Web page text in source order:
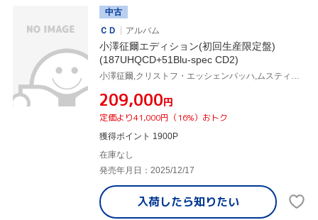
中古
ＣＤ
アルバム
小澤征爾エディション(初回生産限定盤)
(187UHQCD+51Blu-spec CD2)
¥209,000円
定価より41,000円（16%）おトク
獲得ポイント 1900P
在庫なし
発売年月日：2025/12/17
入荷したら知りたい